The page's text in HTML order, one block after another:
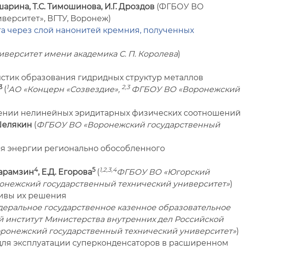
Т.С. Тимошинова, И.Г. Дроздов(ФГБОУ ВО
ВГТУ, Воронеж)
через слой нанонитей кремния, полученных
имени академика С. П. Королева)
образования гидридных структур металлов
(1АО «Концерн «Созвездие», 2,3 ФГБОУ ВО «Воронежский
нелинейных эридитарных физических соотношений
(ФГБОУ ВО «Воронежский государственный
энергии регионально обособленного
4, Е.Д. Егорова5 (1,2,3,4ФГБОУ ВО «Югорский
государственный технический университет»)
их решения
государственное казенное образовательное
Министерства внутренних дел Российской
государственный технический университет»)
эксплуатации суперконденсаторов в расширенном